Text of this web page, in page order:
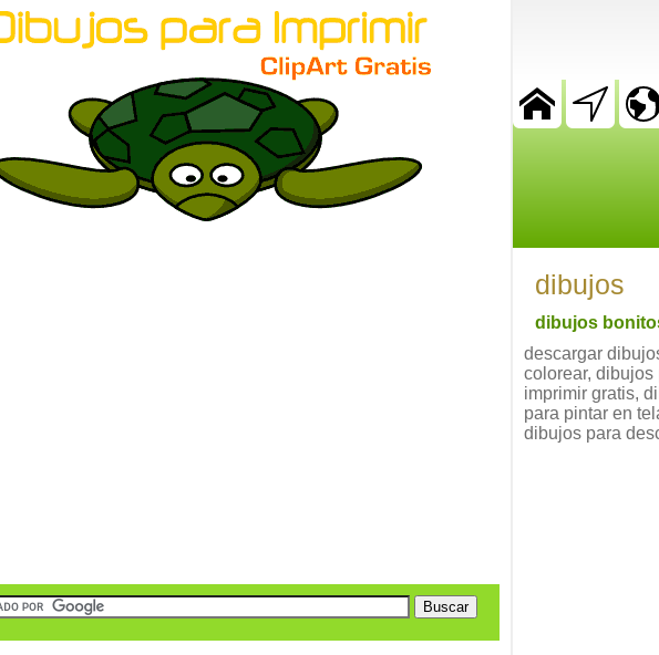
dibujos
dibujos
descargar
colorear, dibujos
imprimir gratis,
para pintar en
dibujos para